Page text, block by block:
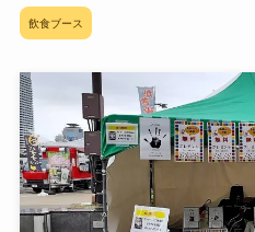
飲食ブース